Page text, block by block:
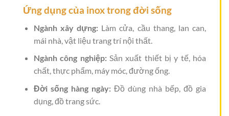
Ứng dụng của inox trong đời sống
Ngành xây dựng: Làm cửa, cầu thang, lan can,
mái nhà, vật liệu trang trí nội thất.
Ngành công nghiệp:Sản xuất thiết bị y tế, hóa
chất, thực phẩm, máy móc, đường ống.
Đời sống hàng ngày:Đồ dùng nhà bếp, đồ gia
dụng, đồ trang sức.